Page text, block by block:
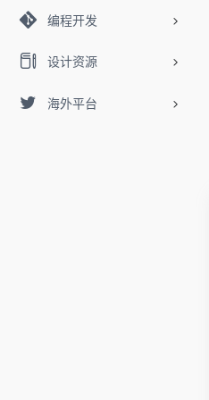
编程开发
设计资源
海外平台